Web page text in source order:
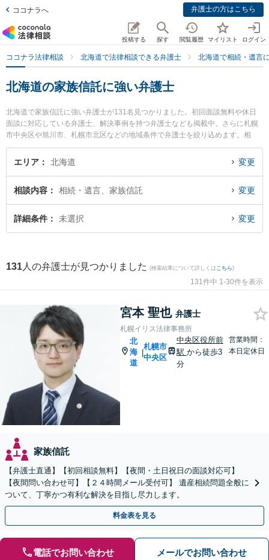
ココナラへ 弁護士の方はこちら
投稿する 探す 閲覧履歴 マイリスト ログイン
ココナラ法律相談 北海道で法律相談できる弁護士 北海道で相続・遺言
北海道の家族信託に強い弁護士
北海道で家族信託に強い弁護士が131名見つかりました。初回面談無料や休日
面談に対応している弁護士、解決事例を持つ弁護士なども掲載中。さらに札幌
市中央区や旭川市、札幌市北区などの地域条件で弁護士を絞り込めます。相
続・遺言に関係する家族間の相続トラブルや認知症の相続、遺産分割等の細か
な分野での絞り込み検索もでき便利です。特に札幌イリス法律事務所の宮本 聖
用、強みなどが注目されています。『北海道で土日や夜間に発生した家族信託
のトラブルを今すぐに弁護士に相談したい』『家族信託のトラブル解決の実績
豊富な近くの弁護士を検索したい』『初回相談無料で家族信託を法律相談でき
エリア 北海道 変更
相談内容 相続・遺言、家族信託 変更
詳細条件 未選択 変更
131 人の弁護士が見つかりました (検索結果について詳しくは こちら)
131件中 1-30件を表示
宮本 聖也 弁護士
札幌イリス法律事務所
北
海
道
|
札幌市
中央区
中央区役所前
駅 から徒歩3
分
営業時間：
本日定休日
家族信託
【弁護士直通】【初回相談無料】【夜間・土日祝日の面談対応可】
【夜間問い合わせ可】【２４時間メール受付可】 遺産相続問題全般に
ついて、丁寧かつ有利な解決を目指し尽力します。
料金表を見る
電話でお問い合わせ メールでお問い合わせ